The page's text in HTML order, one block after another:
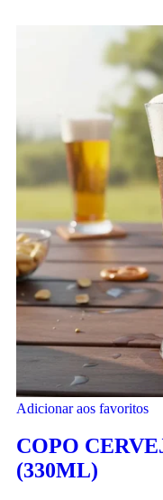
Adicionar aos favoritos
COPO
(330ML)